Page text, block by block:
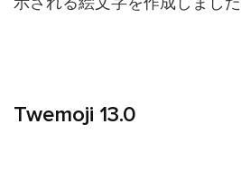
Twemoji 13.0